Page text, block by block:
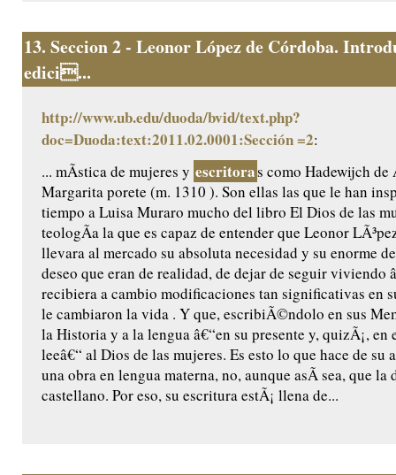
13. Seccion 2 - Leonor López de Córdoba.
edici...
http://www.ub.edu/duoda/bvid/text.php?
doc=Duoda:text:2011.02.0001:Sección =2:
... mÃ­stica de mujeres y escritoras como Hadewijch de
Margarita porete (m. 1310 ). Son ellas las que le han
tiempo a Luisa Muraro mucho del libro El Dios de las
teologÃ­a la que es capaz de entender que Leonor
llevara al mercado su absoluta necesidad y su enorme
deseo que eran de realidad, de dejar de seguir viviendo
recibiera a cambio modificaciones tan significativas en
le cambiaron la vida . Y que, escribiÃ©ndolo en sus
la Historia y a la lengua â€“en su presente y, quizÃ¡, en
leeâ€“ al Dios de las mujeres. Es esto lo que hace de su
una obra en lengua materna, no, aunque asÃ­ sea, que la
castellano. Por eso, su escritura estÃ¡ llena de...